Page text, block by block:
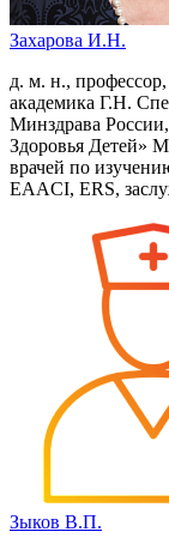
Захарова И.Н.
д. м. н.,
академика Г.Н.
Минздрава
Здоровья Детей»
врачей по
EAACI, ERS,
Зыков В.П.